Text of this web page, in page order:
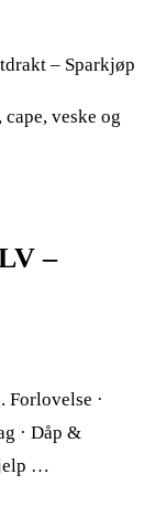
– Sparkjøp
veske og
–
Forlovelse ·
· Dåp &
…